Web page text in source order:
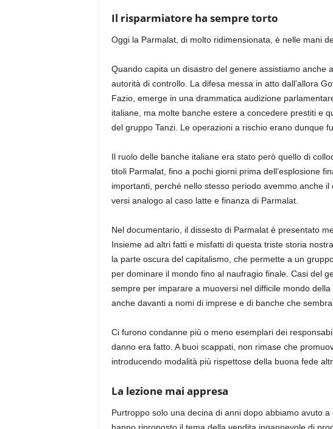
Il risparmiatore ha sempre torto
Oggi la Parmalat, di molto ridimensionata, è nelle mani
Quando capita un disastro del genere assistiamo anche
autorità di controllo. La difesa messa in atto dall’allora
Fazio, emerge in una drammatica audizione
italiane, ma molte banche estere a concedere prestiti e
del gruppo Tanzi. Le operazioni a rischio erano dunque
Il ruolo delle banche italiane era stato però quello di
titoli Parmalat, fino a pochi giorni prima dell’esplosione
importanti, perché nello stesso periodo avemmo anche
versi analogo al caso latte e finanza di Parmalat.
Nel documentario, il dissesto di Parmalat è presentato
Insieme ad altri fatti e misfatti di questa triste storia
la parte oscura del capitalismo, che permette a un
per dominare il mondo fino al naufragio finale. Casi del
sempre per imparare a muoversi nel difficile mondo
anche davanti a nomi di imprese e di banche che
Ci furono condanne più o meno esemplari dei
danno era fatto. A buoi scappati, non rimase che
introducendo modalità più rispettose della buona fede
La lezione mai appresa
Purtroppo solo una decina di anni dopo abbiamo avuto